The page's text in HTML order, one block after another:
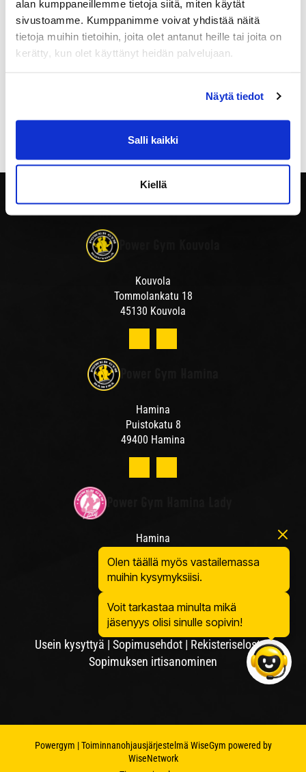
alan kumppaneillemme tietoja siitä, miten käytät
sivustoamme. Kumppanimme voivat yhdistää näitä
tietoja muihin tietoihin, joita olet antanut heille tai joita on
kerätty, kun olet käyttänyt heidän palvelujaan.
Näytä tiedot
Salli kaikki
Kiellä
Olen täällä myös vastailemassa
muihin kysymyksiisi.
Voit tarkastaa minulta mikä
jäsenyys olisi sinulle sopivin!
Haluan tilata Powergym Kouvola uutiskirjeen
Tietoni saa tallentaa Power Gym asiakas- ja
markkinointirekisteriin EU:n tietosuoja-
Kouvola
Tommolankatu 18
45130 Kouvola
Hamina
Puistokatu 8
49400 Hamina
Hamina
49400 Hamina
Usein kysyttyä | Sopimusehdot | Rekisteriseloste|
Sopimuksen irtisanominen
Powergym | Toiminnanohjausjärjestelmä WiseGym powered by
WiseNetwork